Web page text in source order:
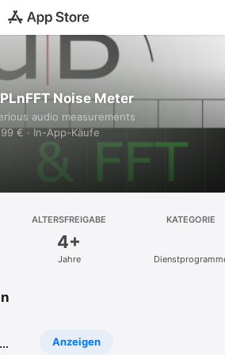
Noise Meter
audio measurements
€ · In-App-Käufe
ALTERSFREIGABE
4+
Jahre
KATEGORIE
Anzeigen